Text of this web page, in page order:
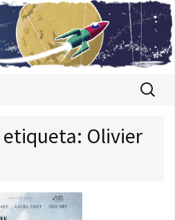
Buscar:
etiqueta: Olivier